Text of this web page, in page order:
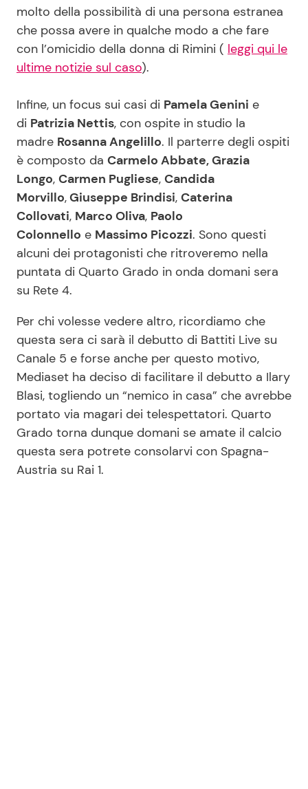
molto della possibilità di una persona estranea
che possa avere in qualche modo a che fare
con l’omicidio della donna di Rimini ( leggi qui le
ultime notizie sul caso).
Infine, un focus sui casi di Pamela Genini e
di Patrizia Nettis, con ospite in studio la
madre Rosanna Angelillo. Il parterre degli ospiti
è composto da Carmelo Abbate, Grazia
Longo, Carmen Pugliese, Candida
Morvillo,Giuseppe Brindisi, Caterina
Collovati, Marco Oliva, Paolo
Colonnello e Massimo Picozzi. Sono questi
alcuni dei protagonisti che ritroveremo nella
puntata di Quarto Grado in onda domani sera
su Rete 4.
Per chi volesse vedere altro, ricordiamo che
questa sera ci sarà il debutto di Battiti Live su
Canale 5 e forse anche per questo motivo,
Mediaset ha deciso di facilitare il debutto a Ilary
Blasi, togliendo un “nemico in casa” che avrebbe
portato via magari dei telespettatori. Quarto
Grado torna dunque domani se amate il calcio
questa sera potrete consolarvi con Spagna-
Austria su Rai 1.